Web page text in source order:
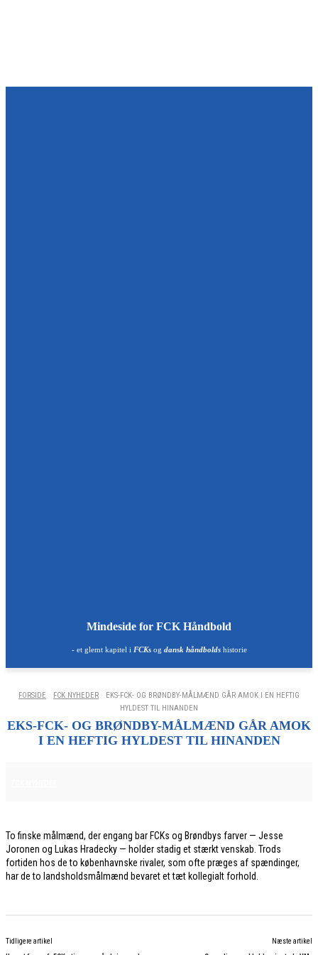
Mindeside for FCK Håndbold
- et glemt kapitel i FCKsog dansk håndboldshistorie
FORSIDE FCK NYHEDER
EKS-FCK- OG BRØNDBY-MÅLMÆND GÅR AMOK I EN HEFTIG
HYLDEST TIL HINANDEN
EKS-FCK- OG BRØNDBY-MÅLMÆND GÅR AMOK
I EN HEFTIG HYLDEST TIL HINANDEN
To finske målmænd, der engang bar FCKs og Brøndbys farver — Jesse
Joronen og Lukas Hradecky — holder stadig et stærkt venskab. Trods
fortiden hos de to københavnske rivaler, som ofte præges af spændinger,
har de to landsholdsmålmænd bevaret et tæt kollegialt forhold.
Tidligere artikel
Næste artikel